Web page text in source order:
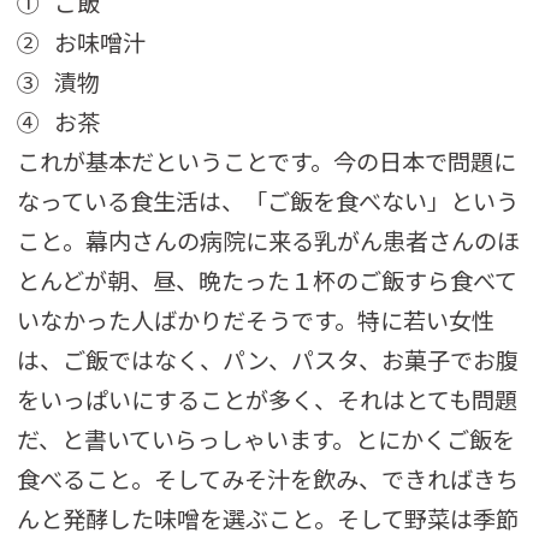
② お味噌汁
③ 漬物
④ お茶
これが基本だということです。今の日本で問題に
なっている食生活は、「ご飯を食べない」という
こと。幕内さんの病院に来る乳がん患者さんのほ
とんどが朝、昼、晩たった１杯のご飯すら食べて
いなかった人ばかりだそうです。特に若い女性
は、ご飯ではなく、パン、パスタ、お菓子でお腹
をいっぱいにすることが多く、それはとても問題
だ、と書いていらっしゃいます。とにかくご飯を
食べること。そしてみそ汁を飲み、できればきち
んと発酵した味噌を選ぶこと。そして野菜は季節